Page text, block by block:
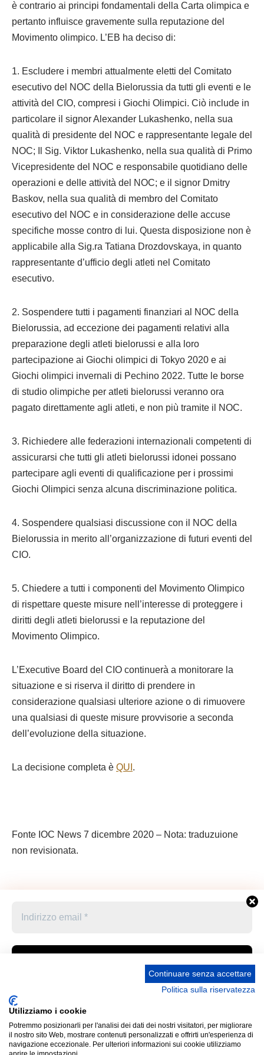
è contrario ai principi fondamentali della Carta olimpica e
pertanto influisce gravemente sulla reputazione del
Movimento olimpico. L’EB ha deciso di:
1. Escludere i membri attualmente eletti del Comitato
esecutivo del NOC della Bielorussia da tutti gli eventi e le
attività del CIO, compresi i Giochi Olimpici. Ciò include in
particolare il signor Alexander Lukashenko, nella sua
qualità di presidente del NOC e rappresentante legale del
NOC; Il Sig. Viktor Lukashenko, nella sua qualità di Primo
Vicepresidente del NOC e responsabile quotidiano delle
operazioni e delle attività del NOC; e il signor Dmitry
Baskov, nella sua qualità di membro del Comitato
esecutivo del NOC e in considerazione delle accuse
specifiche mosse contro di lui. Questa disposizione non è
applicabile alla Sig.ra Tatiana Drozdovskaya, in quanto
rappresentante d’ufficio degli atleti nel Comitato
esecutivo.
2. Sospendere tutti i pagamenti finanziari al NOC della
Bielorussia, ad eccezione dei pagamenti relativi alla
preparazione degli atleti bielorussi e alla loro
partecipazione ai Giochi olimpici di Tokyo 2020 e ai
Giochi olimpici invernali di Pechino 2022. Tutte le borse
di studio olimpiche per atleti bielorussi veranno ora
pagato direttamente agli atleti, e non più tramite il NOC.
3. Richiedere alle federazioni internazionali competenti di
assicurarsi che tutti gli atleti bielorussi idonei possano
partecipare agli eventi di qualificazione per i prossimi
Giochi Olimpici senza alcuna discriminazione politica.
4. Sospendere qualsiasi discussione con il NOC della
Bielorussia in merito all’organizzazione di futuri eventi del
CIO.
5. Chiedere a tutti i componenti del Movimento Olimpico
di rispettare queste misure nell’interesse di proteggere i
diritti degli atleti bielorussi e la reputazione del
Movimento Olimpico.
L’Executive Board del CIO continuerà a monitorare la
situazione e si riserva il diritto di prendere in
considerazione qualsiasi ulteriore azione o di rimuovere
una qualsiasi di queste misure provvisorie a seconda
dell’evoluzione della situazione.
La decisione completa è QUI .
Fonte IOC News 7 dicembre 2020 – Nota: traduzuione
non revisionata.
Accetto le condizioni generali e di ricevere le
newsletter
Cliccando qui sopra per inviare questo modulo, sei consapevole
e accetti che le informazioni che hai fornito verranno trasferite a
Privacy Policy –
UNIONE STAMPA SPORTIVA ITALIANA GRUPPO
FRIULI VENEZIA GIULIA “MARCO LUCHETTA” Corso
Italia 13 34121 Trieste (Ts) Telefono 040 370371 Codice
Continuare senza accettare
Politica sulla riservatezza
Utilizziamo i cookie
Potremmo posizionarli per l'analisi dei dati dei nostri visitatori, per migliorare
il nostro sito Web, mostrare contenuti personalizzati e offrirti un'esperienza di
navigazione eccezionale. Per ulteriori informazioni sui cookie utilizziamo